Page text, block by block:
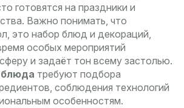
готовятся на праздники и
Важно понимать, что
, это набор блюд и декораций,
особых мероприятий
и задаёт тон всему застолью.
требуют подбора
соблюдения технологий
особенностям.